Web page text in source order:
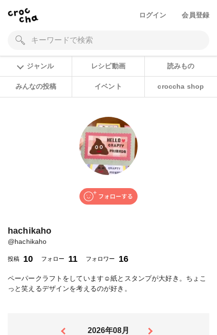
ログイン 会員登録
ジャンル レシピ動画 読みもの
みんなの投稿 イベント croccha shop
hachikaho
@hachikaho
投稿 10 フォロー 11 フォロワー 16
ペーパークラフトをしています☺︎紙とスタンプが大好き。ちょこ
っと笑えるデザインを考えるのが好き。
2026年08月